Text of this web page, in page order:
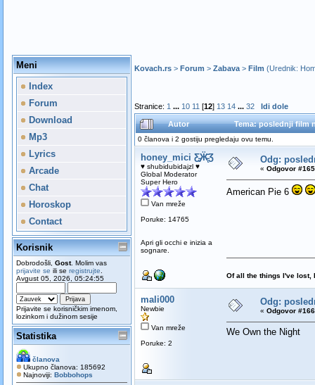
Meni
Index
Forum
Download
Mp3
Lyrics
Arcade
Chat
Horoskop
Contact
Korisnik
Dobrodošli, Gost. Molim vas
prijavite se ili se registrujte
Avgust 05, 2026, 05:24:55
Prijavite se korisničkim imenom,
lozinkom i dužinom sesije
Statistika
članova
Ukupno članova: 185692
Najnoviji: Bobbohops
Kovach.rs> Forum > Zabava> Film (Urednik:
Stranice: 1 ... 10 11 [12] 13 14 ... 32 Idi dole
Autor Tema: poslednji film
0 članova i 2 gostiju pregledaju ovu temu.
honey_mici Ƹ̵̡Ӝ̵̨̄Ʒ
♥ shubidubidajzl ♥
Global Moderator
Super Hero
Van mreže
Poruke: 14765
Apri gli occhi e inizia a
sognare.
Odg:
« Odgovor
American Pie 6
Of all the things I've lost,
mali000
Newbie
Van mreže
Poruke: 2
Odg:
« Odgovor
We Own the Night